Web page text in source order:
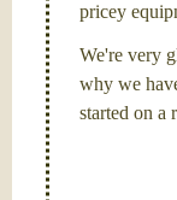
pricey
We're very
why we
started on a